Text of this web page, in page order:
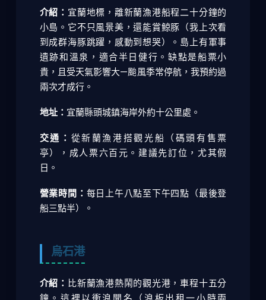
介紹：宜蘭地標，離新蘭漁港船程二十分鐘的
小島。它不只風景美，還能賞鯨豚（我上次看
到成群海豚跳躍，感動到想哭）。島上有軍事
遺跡和溫泉，適合半日健行。缺點是船票小
貴，且受天氣影響大—颱風季常停航，我預約過
兩次才成行。
地址： 宜蘭縣頭城鎮海岸外約十公里處。
交通： 從新蘭漁港搭觀光船（碼頭有售票
亭），成人票六百元。建議先訂位，尤其假
日。
營業時間： 每日上午八點至下午四點（最後登
船三點半）。
烏石港
介紹： 比新蘭漁港熱鬧的觀光港，車程十五分